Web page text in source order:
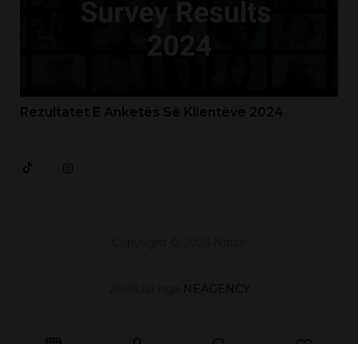
Rezultatet E Anketës Së Klientëve 2024
NEAGENCY